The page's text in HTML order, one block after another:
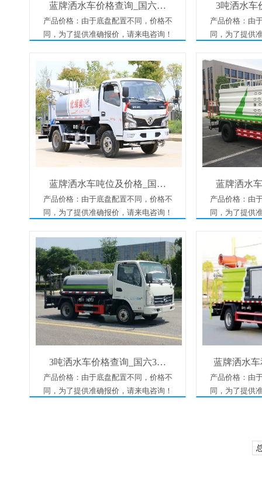
蓝牌洒水车价格查询_国六…
产品价格：由于底盘配置不同，价格不
同，为了提供准确报价，请来电咨询！
3吨洒水车
产品价格：由
同，为了提供
蓝牌洒水车吨位及价格_国…
产品价格：由于底盘配置不同，价格不
同，为了提供准确报价，请来电咨询！
蓝牌洒水
产品价格：由
同，为了提供
3吨洒水车价格查询_国六3…
产品价格：由于底盘配置不同，价格不
同，为了提供准确报价，请来电咨询！
蓝牌洒水
产品价格：由
同，为了提供